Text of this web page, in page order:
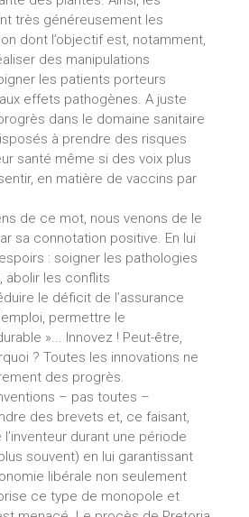
très généreusement les
dont l’objectif est, notamment,
des manipulations
les patients porteurs
effets pathogènes. A juste
dans le domaine sanitaire
à prendre des risques
santé même si des voix plus
en matière de vaccins par
de ce mot, nous venons de le
sa connotation positive. En lui
: soigner les pathologies
abolir les conflits
le déficit de l’assurance
permettre le
»... Innovez ! Peut-être,
? Toutes les innovations ne
des progrès.
– pas toutes –
des brevets et, ce faisant,
durant une période
souvent) en lui garantissant
libérale non seulement
ce type de monopole et